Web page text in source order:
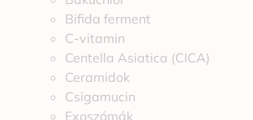
Bifida ferment
C-vitamin
Centella Asiatica (CICA)
Ceramidok
Csigamucin
Exoszómák